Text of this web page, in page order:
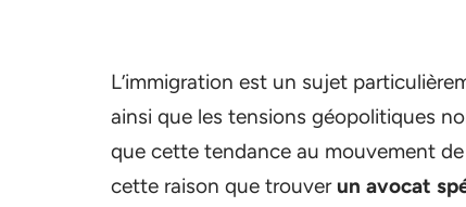
L’immigration est un sujet
ainsi que les tensions géopolitiques
que cette tendance au mouvement
cette raison que trouver un avocat